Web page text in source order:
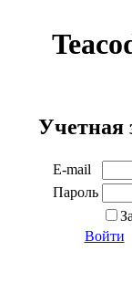
Учетная
E-mail
Пароль
Войти